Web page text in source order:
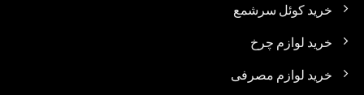
خرید کوئل سرشمع
خرید لوازم چرخ
خرید لوازم مصرفی